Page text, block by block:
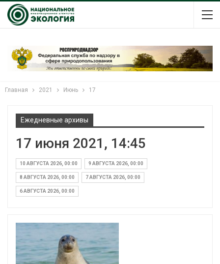
Главная 2021 Июнь 17
Ежедневные архивы
17 июня 2021, 14:45
10 АВГУСТА 2026, 00:00 9 АВГУСТА 2026, 00:00
8 АВГУСТА 2026, 00:00 7 АВГУСТА 2026, 00:00
6 АВГУСТА 2026, 00:00